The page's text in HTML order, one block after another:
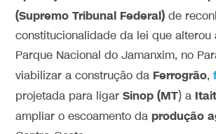
(Supremo Tribunal Federal) de
constitucionalidade da lei que alterou
Parque Nacional do Jamanxim, no
viabilizar a construção da Ferrogrão,
projetada para ligarSinop (MT) a
ampliar o escoamento daprodução